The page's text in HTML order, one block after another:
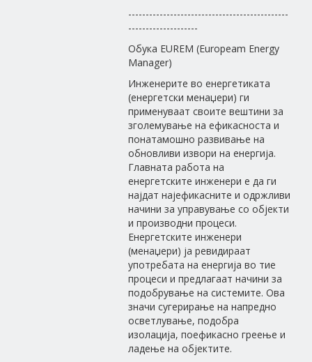
----------------------------------------------
--------------------
Обука EUREM (Europeam Energy
Manager)
Инженерите во енергетиката
(енергетски менаџери) ги
применуваат своите вештини за
зголемување на ефикасноста и
понатамошно развивање на
обновливи извори на енергија.
Главната работа на
енергетските инженери е да ги
најдат најефикасните и одржливи
начини за управување со објекти
и производни процеси.
Енергетските инженери
(менаџери) ја ревидираат
употребата на енергија во тие
процеси и предлагаат начини за
подобрување на системите. Ова
значи сугерирање на напредно
осветлување, подобра
изолација, поефикасно греење и
ладење на објектите.